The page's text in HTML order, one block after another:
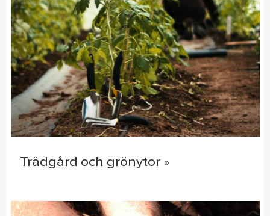
Trädgård och grönytor »